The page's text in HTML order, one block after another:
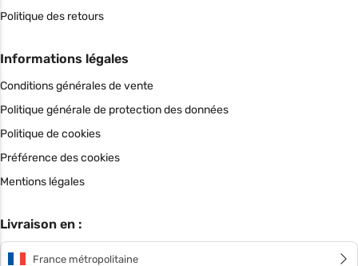
Politique des retours
Informations légales
Conditions générales de vente
Politique générale de protection des données
Politique de cookies
Préférence des cookies
Mentions légales
Livraison en :
France métropolitaine